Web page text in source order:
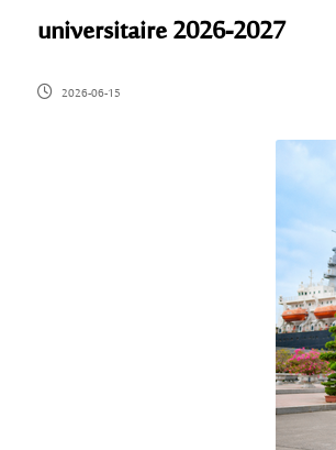
universitaire 2026-2027
2026-06-15